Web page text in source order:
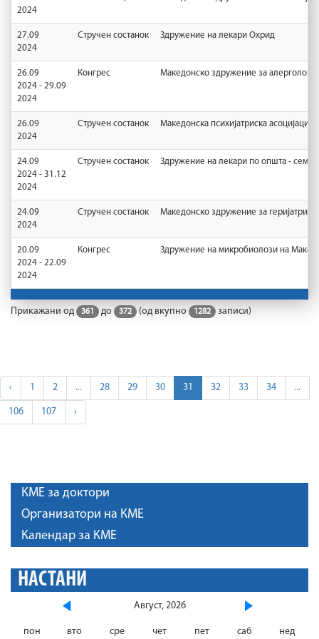
2024
27.09
2024
Стручен состанок Здружение на лекари Охрид
26.09
2024 - 29.09
2024
Конгрес Македонско здружение за
26.09
2024
Стручен состанок Македонска психијатриска
24.09
2024 - 31.12
2024
Стручен состанок Здружение на лекари по општа -
24.09
2024
Стручен состанок Македонско здружение за
20.09
2024 - 22.09
2024
Конгрес Здружение на микробиолози на
Прикажани од 361 до 372 (од вкупно 1282 записи)
‹ 1 2 ... 28 29 30 31 32 33 34 ...
106 107 ›
КМЕ за доктори
Организатори на КМЕ
Календар за КМЕ
НАСТАНИ
Август, 2026
пон вто сре чет пет саб нед